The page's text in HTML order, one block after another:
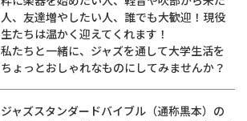
人、友達増やしたい人、誰でも大歓迎！現役
生たちは温かく迎えてくれます！
私たちと一緒に、ジャズを通して大学生活を
ちょっとおしゃれなものにしてみませんか？
ジャズスタンダードバイブル（通称黒本）の